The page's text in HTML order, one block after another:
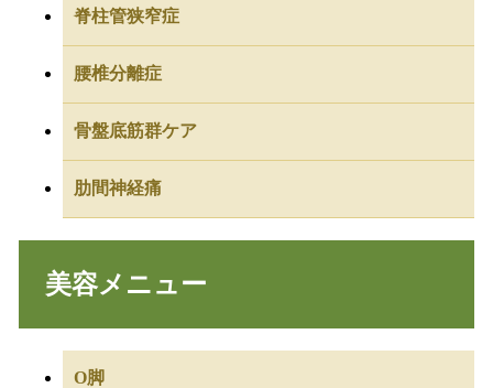
脊柱管狭窄症
腰椎分離症
骨盤底筋群ケア
肋間神経痛
美容メニュー
O脚